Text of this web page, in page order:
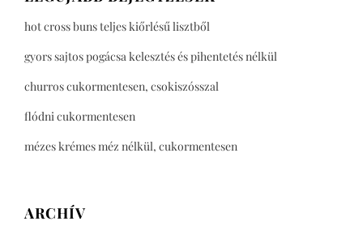
hot cross buns teljes kiőrlésű lisztből
gyors sajtos pogácsa kelesztés és pihentetés nélkül
churros cukormentesen, csokiszósszal
flódni cukormentesen
mézes krémes méz nélkül, cukormentesen
ARCHÍV